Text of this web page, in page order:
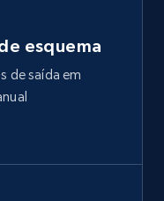
esquema
de saída em